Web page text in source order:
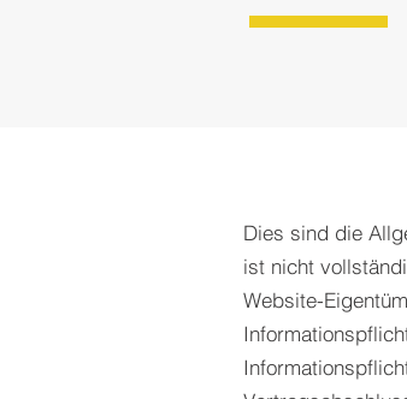
Dies sind die
ist nicht
Website-